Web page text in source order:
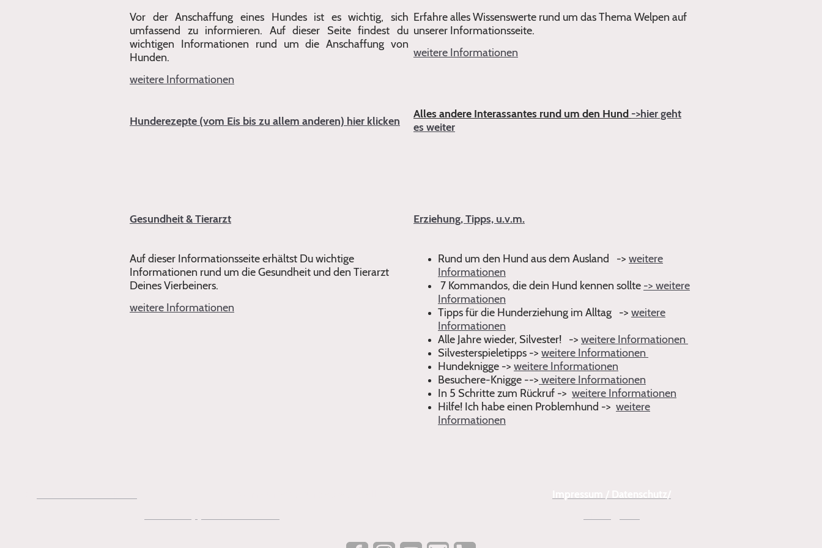
Vor der Anschaffung eines Hundes ist es wichtig, sich
umfassend zu informieren. Auf dieser Seite findest du
wichtigen Informationen rund um die Anschaffung von
Hunden.
weitere Informationen
Hunderezepte (vom Eis bis zu allem anderen) hier klicken
Erfahre alles Wissenswerte rund um das Thema Welpen auf
unserer Informationsseite.
weitere Informationen
Alles andere Interassantes rund um den Hund ->hier geht
es weiter
Gesundheit & Tierarzt
Auf dieser Informationsseite erhältst Du wichtige
Informationen rund um die Gesundheit und den Tierarzt
Deines Vierbeiners.
weitere Informationen
Erziehung, Tipps, u.v.m.
Rund um den Hund aus dem Ausland -> weitere
Informationen
7 Kommandos, die dein Hund kennen sollte -> weitere
Informationen
Tipps für die Hunderziehung im Alltag -> weitere
Informationen
Alle Jahre wieder, Silvester! -> weitere Informationen
Silvesterspieletipps -> weitere Informationen
Hundeknigge -> weitere Informationen
Besuchere-Knigge --> weitere Informationen
In 5 Schritte zum Rückruf -> weitere Informationen
Hilfe! Ich habe einen Problemhund -> weitere
Informationen